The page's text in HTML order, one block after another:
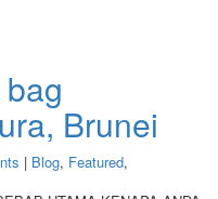
Brunei
| Blog, Featured,